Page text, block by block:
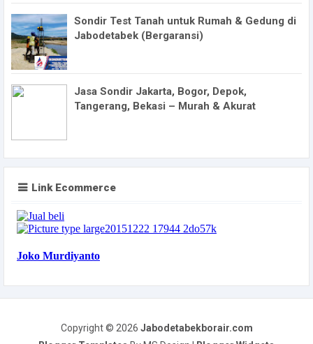
Sondir Test Tanah untuk Rumah & Gedung di
Jabodetabek (Bergaransi)
Jasa Sondir Jakarta, Bogor, Depok,
Tangerang, Bekasi – Murah & Akurat
Link Ecommerce
Copyright © 2026 Jabodetabekborair.com